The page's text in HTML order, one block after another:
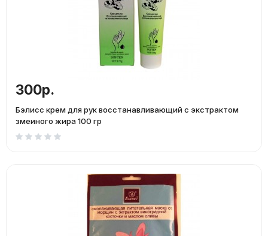
300р.
Бэлисс крем для рук восстанавливающий с экстрактом
змеиного жира 100 гр